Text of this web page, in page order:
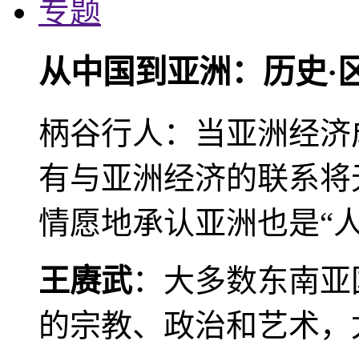
专题
从中国到亚洲：历史·
柄谷行人：当亚洲经
有与亚洲经济的联系
情愿地承认亚洲也是“
王赓武：大多数东南
的宗教、政治和艺术